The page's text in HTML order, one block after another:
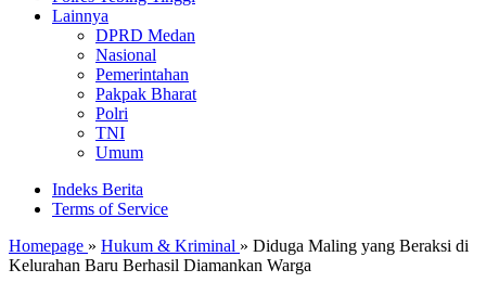
Lainnya
DPRD Medan
Nasional
Pemerintahan
Pakpak Bharat
Polri
TNI
Umum
Indeks Berita
Terms of Service
Homepage » Hukum & Kriminal » Diduga Maling yang Beraksi di
Kelurahan Baru Berhasil Diamankan Warga